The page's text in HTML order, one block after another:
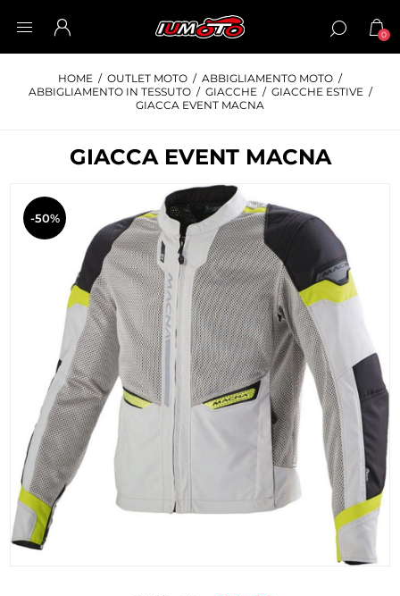
0
HOME / OUTLET MOTO / ABBIGLIAMENTO MOTO /
ABBIGLIAMENTO IN TESSUTO / GIACCHE / GIACCHE ESTIVE /
GIACCA EVENT MACNA
GIACCA EVENT MACNA
-50%